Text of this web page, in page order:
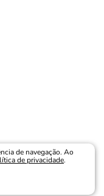
de navegação. Ao
de privacidade.